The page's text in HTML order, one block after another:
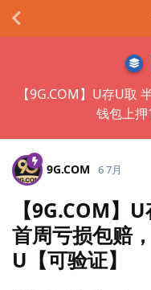
【9G.COM】U存U取
钱包上押
9G.​COM 6 7月
【9G.COM】
首周亏损包赔
U【可验证】